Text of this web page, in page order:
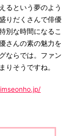
るという夢のよう
りだくさんで俳優
別な時間になるこ
さんの素の魅力を
ならでは。ファン
りそうですね。